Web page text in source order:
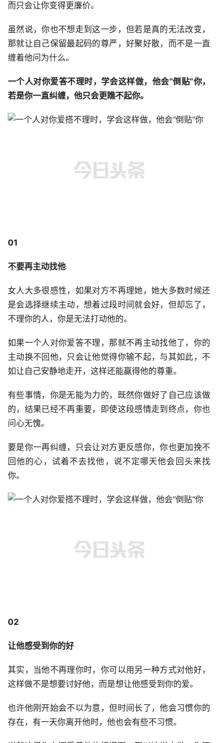
而只会让你变得更廉价。
虽然说，你也不想走到这一步，但若是真的无法改变，
那就让自己保留最起码的尊严，好聚好散，而不是一直
缠着他问为什么。
一个人对你爱答不理时，学会这样做，他会“倒贴”你，
若是你一直纠缠，他只会更瞧不起你。
01
不要再主动找他
女人大多很感性，如果对方不再理她，她大多数时候还
是会选择继续主动，想着过段时间就会好，但却忘了，
不理你的人，你是无法打动他的。
如果一个人对你爱答不理，那就不再主动找他了，你的
主动换不回他，只会让他觉得你输不起，与其如此，不
如让自己安静地走开，这样还能赢得他的尊重。
有些事情，你是无能为力的，既然你做好了自己应该做
的，结果已经不再重要，即使这段感情走到终点，你也
问心无愧。
要是你一再纠缠，只会让对方更反感你，你也更加挽不
回他的心，试着不去找他，说不定哪天他会回头来找
你。
02
让他感受到你的好
其实，当他不再理你时，你可以用另一种方式对他好，
这样做不是想要讨好他，而是想让他感受到你的爱。
也许他刚开始会不以为意，但时间长了，他会习惯你的
存在，有一天你离开他时，他也会有些不习惯。